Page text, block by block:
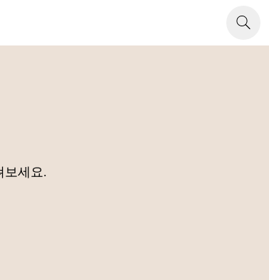
보세요.